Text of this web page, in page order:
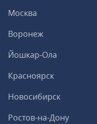
Москва
Воронеж
Йошкар-Ола
Красноярск
Новосибирск
Ростов-на-Дону